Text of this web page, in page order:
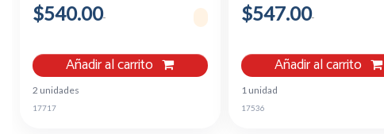
$540.00
Añadir al carrito
2 unidades
17717
$547.00
Añadir al carrito
1 unidad
17536